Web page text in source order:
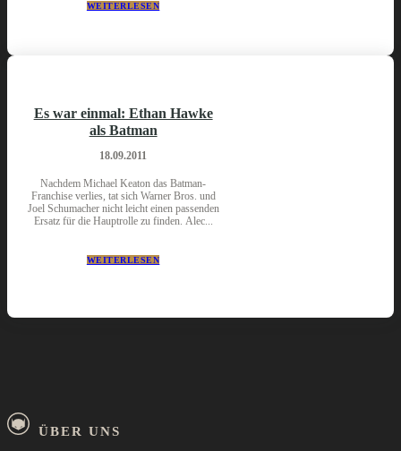
WEITERLESEN
Es war einmal: Ethan Hawke
als Batman
18.09.2011
Nachdem Michael Keaton das Batman-
Franchise verlies, tat sich Warner Bros. und
Joel Schumacher nicht leicht einen passenden
Ersatz für die Hauptrolle zu finden. Alec...
WEITERLESEN
ÜBER UNS